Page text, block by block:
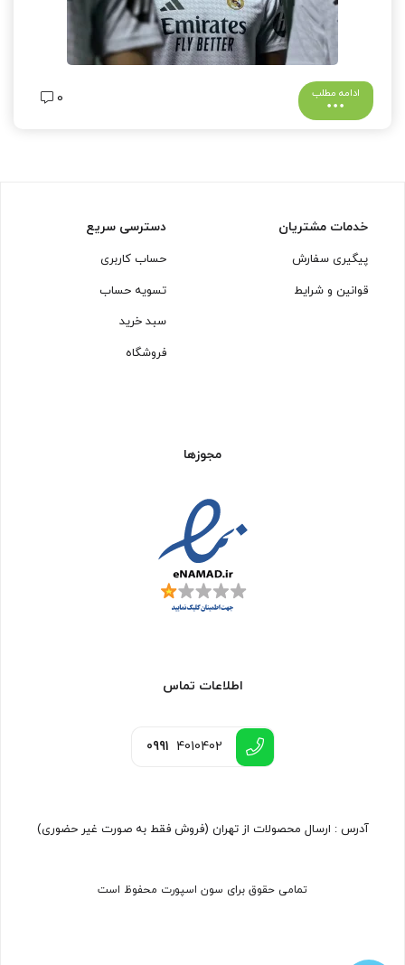
ادامه مطلب 0
خدمات مشتریان
پیگیری سفارش
قوانین و شرایط
دسترسی سریع
حساب کاربری
تسویه حساب
سبد خرید
فروشگاه
مجوزها
اطلاعات تماس
0991 4010402
آدرس : ارسال محصولات از تهران (فروش فقط به صورت غیر حضوری)
تمامی حقوق برای سون اسپورت محفوظ است